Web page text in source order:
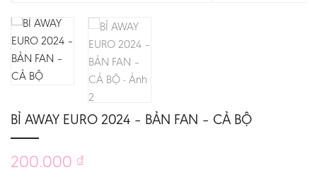
BỈ AWAY EURO 2024 – BẢN FAN – CẢ BỘ
200.000 ₫